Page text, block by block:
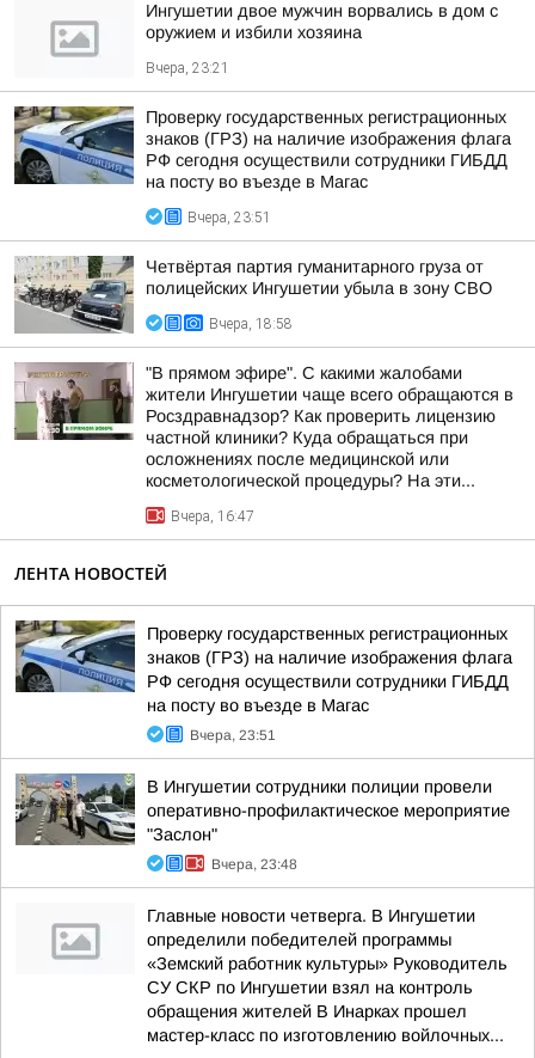
Ингушетии двое мужчин ворвались в дом с
оружием и избили хозяина
Вчера, 23:21
Проверку государственных регистрационных
знаков (ГРЗ) на наличие изображения флага
РФ сегодня осуществили сотрудники ГИБДД
на посту во въезде в Магас
Вчера, 23:51
Четвёртая партия гуманитарного груза от
полицейских Ингушетии убыла в зону СВО
Вчера, 18:58
"В прямом эфире". С какими жалобами
жители Ингушетии чаще всего обращаются в
Росздравнадзор? Как проверить лицензию
частной клиники? Куда обращаться при
осложнениях после медицинской или
косметологической процедуры? На эти...
Вчера, 16:47
ЛЕНТА НОВОСТЕЙ
Проверку государственных регистрационных
знаков (ГРЗ) на наличие изображения флага
РФ сегодня осуществили сотрудники ГИБДД
на посту во въезде в Магас
Вчера, 23:51
В Ингушетии сотрудники полиции провели
оперативно-профилактическое мероприятие
"Заслон"
Вчера, 23:48
Главные новости четверга. В Ингушетии
определили победителей программы
«Земский работник культуры» Руководитель
СУ СКР по Ингушетии взял на контроль
обращения жителей В Инарках прошел
мастер-класс по изготовлению войлочных...